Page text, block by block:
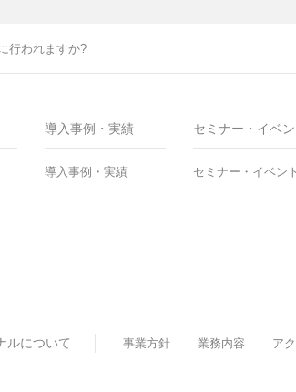
行われますか?
導入事例・実績
導入事例・実績
セミナー・イベン
セミナー・イベント
ルについて 事業方針 業務内容 ア